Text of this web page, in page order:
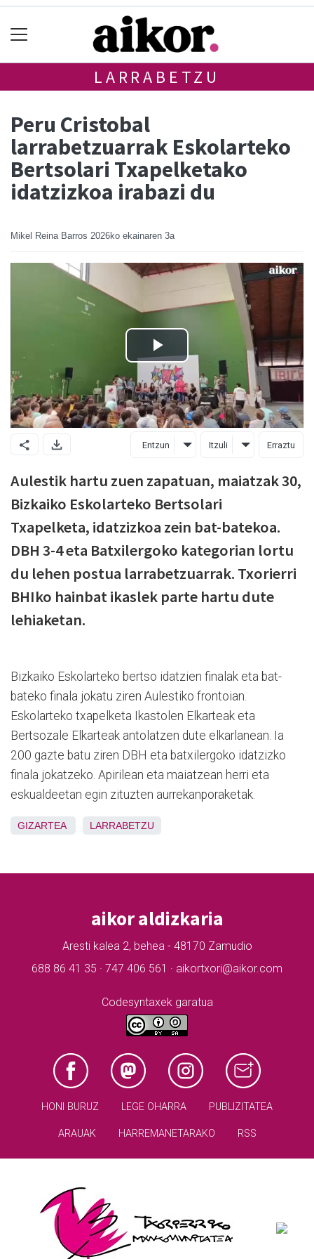
LARRABETZU
Peru Cristobal
larrabetzuarrak Eskolarteko
Bertsolari Txapelketako
idatzizkoa irabazi du
Mikel Reina Barros 2026ko ekainaren 3a
Entzun Itzuli Erraztu
Aulestik hartu zuen zapatuan, maiatzak 30,
Bizkaiko Eskolarteko Bertsolari
Txapelketa, idatzizkoa zein bat-batekoa.
DBH 3-4 eta Batxilergoko kategorian lortu
du lehen postua larrabetzuarrak. Txorierri
BHIko hainbat ikaslek parte hartu dute
lehiaketan.
Bizkaiko Eskolarteko bertso idatzien finalak eta bat-
bateko finala jokatu ziren Aulestiko frontoian.
Eskolarteko txapelketa Ikastolen Elkarteak eta
Bertsozale Elkarteak antolatzen dute elkarlanean. Ia
200 gazte batu ziren DBH eta batxilergoko idatzizko
finala jokatzeko. Apirilean eta maiatzean herri eta
eskualdeetan egin zituzten aurrekanporaketak.
GIZARTEA LARRABETZU
aikor aldizkaria
Aresti kalea 2, behea - 48170 Zamudio
688 86 41 35 · 747 406 561 · aikortxori@aikor.com
Codesyntaxek garatua
HONI BURUZ LEGE OHARRA PUBLIZITATEA
ARAUAK HARREMANETARAKO RSS